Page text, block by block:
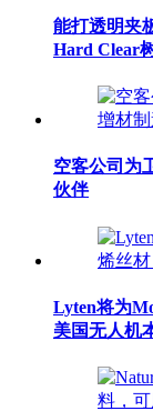
能打透明夹
Hard Clear
空客公司为
伙伴
Lyten将为
美国无人机